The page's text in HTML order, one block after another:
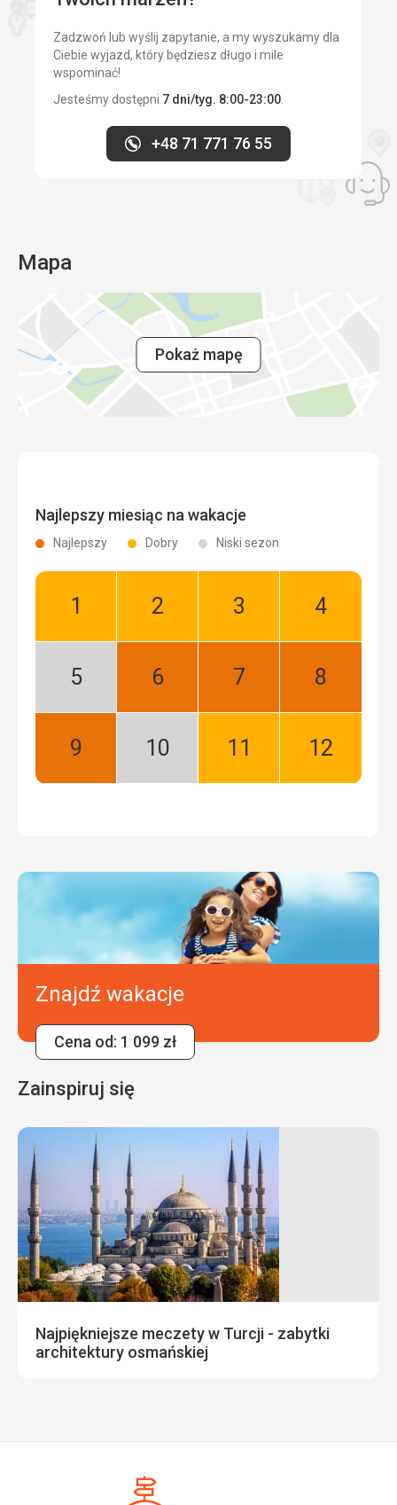
Zadzwoń lub wyślij zapytanie, a my wyszukamy dla
Ciebie wyjazd, który będziesz długo i mile
wspominać!
Jesteśmy dostępni 7 dni/tyg. 8:00-23:00.
+48 71 771 76 55
Mapa
Pokaż mapę
Najlepszy miesiąc na wakacje
Najlepszy Dobry Niski sezon
Styczeń:
Luty:
Marzec:
Kwiecień:
Maj:
Czerwiec:
Lipiec:
Sierpień:
Wrzesień:
Październik:
Listopad:
Grudzień:
Znajdź wakacje
Cena od: 1 099 zł
Zainspiruj się
Najpiękniejsze meczety w Turcji - zabytki
architektury osmańskiej